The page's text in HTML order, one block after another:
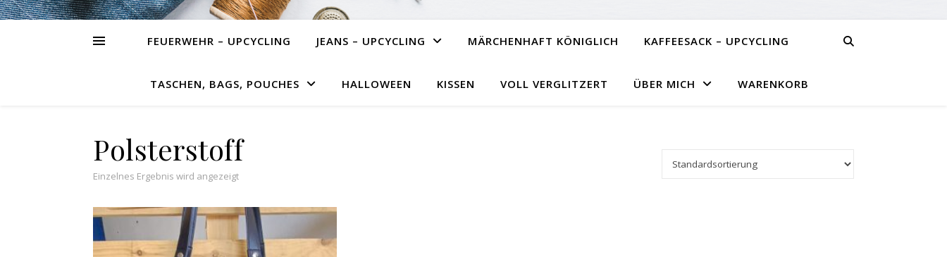
FEUERWEHR – UPCYCLING JEANS – UPCYCLING MÄRCHENHAFT KÖNIGLICH KAFFEESACK – UPCYCLING
TASCHEN, BAGS, POUCHES HALLOWEEN KISSEN VOLL VERGLITZERT ÜBER MICH WARENKORB
Polsterstoff
Einzelnes Ergebnis wird angezeigt